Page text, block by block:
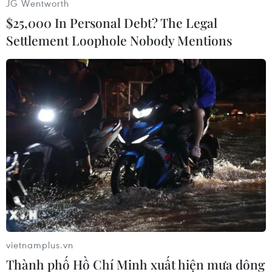
càng cao của Việt Nam trên
trường quốc tế.
6. Thể thao Việt Nam lần đầu tiên dẫn đầu
bảng tổng sắp khi thi đấu ở nước ngoài tại
SEA Games 32, tổ chức tại Campuchia tháng
5/2023
Sau 20 ngày thi đấu, Đoàn Thể thao Việt Nam đã
hoàn thành xuất sắc nhiệm vụ được giao, giành
được tổng cộng 359 huy chương các loại, trong
đó 136 huy chương Vàng, 105 huy chương Bạc,
118 huy chương Đồng, phá 12 kỷ lục và thiết lập
4 kỷ lục SEA Games. Đặc biệt đây là lần đầu tiên
Đại hội thể thao lớn nhất khu vực khi thi đấu ở
JG Wentworth
$25,000 In Personal Debt? The Legal
Settlement Loophole Nobody Mentions
vietnamplus.vn
Thành phố Hồ Chí Minh xuất hiện mưa dông